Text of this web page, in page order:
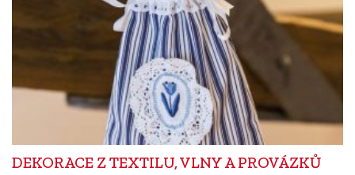
DEKORACE Z TEXTILU, VLNY A PROVÁZKŮ